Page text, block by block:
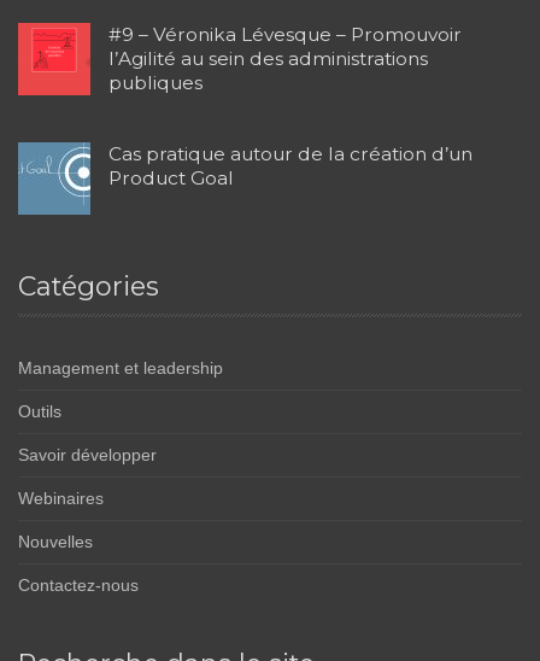
#9 – Véronika Lévesque – Promouvoir
l’Agilité au sein des administrations
publiques
Cas pratique autour de la création d’un
Product Goal
Catégories
Management et leadership
Outils
Savoir développer
Webinaires
Nouvelles
Contactez-nous